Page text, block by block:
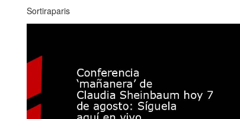
Sortiraparis